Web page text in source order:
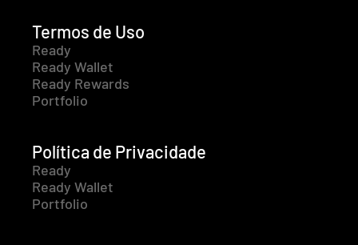
Termos de Uso
Ready
Ready Wallet
Ready Rewards
Portfolio
Política de Privacidade
Ready
Ready Wallet
Portfolio